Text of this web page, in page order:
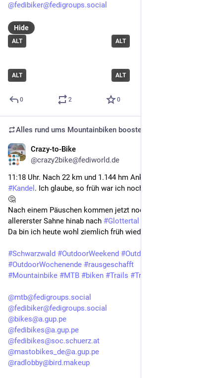
@fedibiker@fedigroups.social
ALT ALT
ALT ALT
Hide
0 2 0
Alles rund ums Mountainbiken boosted
Crazy-to-Bike
@crazy2bike@fediworld.de
#Kandel . Ich glaube, so früh war ich noch nie auf dem
🤔
Nach einem Päuschen kommen jetzt noch gut 9 km
allererster Sahne hinab nach #Glottertal
Da bin ich heute wohl ziemlich früh wieder daheim.
#Schwarzwald #OutdoorWeekend #OutdoorWE
#OutdoorWochenende #rausgeschafft
#Mountainbike #MTB #biken #Trails #Trailbiken
@mtb@fedigroups.social
@fedibiker@fedigroups.social
@bikes@a.gup.pe
@fedibikes@a.gup.pe
@fedibikes@soc.schuerz.at
@mastobikes_de@a.gup.pe
@radlobby@bird.makeup